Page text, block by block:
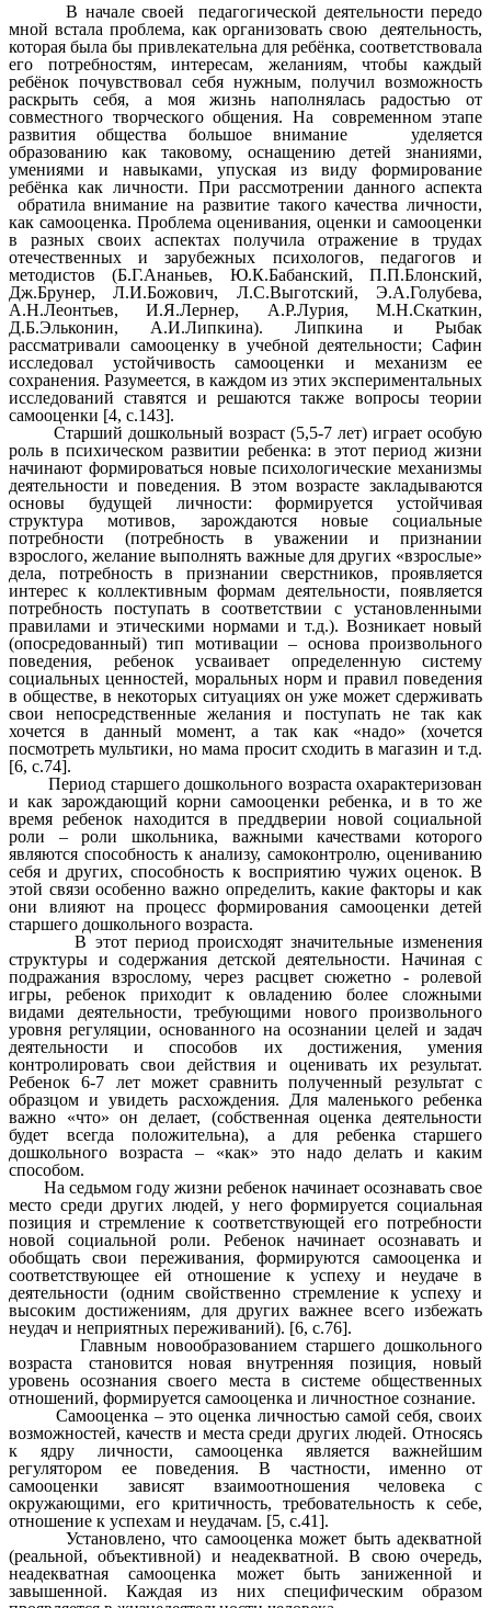
В начале своей педагогической деятельности передо
мной встала проблема, как организовать свою деятельность,
которая была бы привлекательна для ребёнка, соответствовала
его потребностям, интересам, желаниям, чтобы каждый
ребёнок почувствовал себя нужным, получил возможность
раскрыть себя, а моя жизнь наполнялась радостью от
совместного творческого общения. На современном этапе
развития общества большое внимание уделяется
образованию как таковому, оснащению детей знаниями,
умениями и навыками, упуская из виду формирование
ребёнка как личности. При рассмотрении данного аспекта
обратила внимание на развитие такого качества личности,
как самооценка. Проблема оценивания, оценки и самооценки
в разных своих аспектах получила отражение в трудах
отечественных и зарубежных психологов, педагогов и
методистов (Б.Г.Ананьев, Ю.К.Бабанский, П.П.Блонский,
Дж.Брунер, Л.И.Божович, Л.С.Выготский, Э.А.Голубева,
А.Н.Леонтьев, И.Я.Лернер, А.Р.Лурия, М.Н.Скаткин,
Д.Б.Эльконин, А.И.Липкина). Липкина и Рыбак
рассматривали самооценку в учебной деятельности; Сафин
исследовал устойчивость самооценки и механизм ее
сохранения. Разумеется, в каждом из этих экспериментальных
исследований ставятся и решаются также вопросы теории
самооценки [4, с.143].
Старший дошкольный возраст (5,5-7 лет) играет особую
роль в психическом развитии ребенка: в этот период жизни
начинают формироваться новые психологические механизмы
деятельности и поведения. В этом возрасте закладываются
основы будущей личности: формируется устойчивая
структура мотивов, зарождаются новые социальные
потребности (потребность в уважении и признании
взрослого, желание выполнять важные для других «взрослые»
дела, потребность в признании сверстников, проявляется
интерес к коллективным формам деятельности, появляется
потребность поступать в соответствии с установленными
правилами и этическими нормами и т.д.). Возникает новый
(опосредованный) тип мотивации – основа произвольного
поведения, ребенок усваивает определенную систему
социальных ценностей, моральных норм и правил поведения
в обществе, в некоторых ситуациях он уже может сдерживать
свои непосредственные желания и поступать не так как
хочется в данный момент, а так как «надо» (хочется
посмотреть мультики, но мама просит сходить в магазин и т.д.
[6, с.74].
Период старшего дошкольного возраста охарактеризован
и как зарождающий корни самооценки ребенка, и в то же
время ребенок находится в преддверии новой социальной
роли – роли школьника, важными качествами которого
являются способность к анализу, самоконтролю, оцениванию
себя и других, способность к восприятию чужих оценок. В
этой связи особенно важно определить, какие факторы и как
они влияют на процесс формирования самооценки детей
старшего дошкольного возраста.
В этот период происходят значительные изменения
структуры и содержания детской деятельности. Начиная с
подражания взрослому, через расцвет сюжетно - ролевой
игры, ребенок приходит к овладению более сложными
видами деятельности, требующими нового произвольного
уровня регуляции, основанного на осознании целей и задач
деятельности и способов их достижения, умения
контролировать свои действия и оценивать их результат.
Ребенок 6-7 лет может сравнить полученный результат с
образцом и увидеть расхождения. Для маленького ребенка
важно «что» он делает, (собственная оценка деятельности
будет всегда положительна), а для ребенка старшего
дошкольного возраста – «как» это надо делать и каким
способом.
На седьмом году жизни ребенок начинает осознавать свое
место среди других людей, у него формируется социальная
позиция и стремление к соответствующей его потребности
новой социальной роли. Ребенок начинает осознавать и
обобщать свои переживания, формируются самооценка и
соответствующее ей отношение к успеху и неудаче в
деятельности (одним свойственно стремление к успеху и
высоким достижениям, для других важнее всего избежать
неудач и неприятных переживаний). [6, с.76].
Главным новообразованием старшего дошкольного
возраста становится новая внутренняя позиция, новый
уровень осознания своего места в системе общественных
отношений, формируется самооценка и личностное сознание.
Самооценка – это оценка личностью самой себя, своих
возможностей, качеств и места среди других людей. Относясь
к ядру личности, самооценка является важнейшим
регулятором ее поведения. В частности, именно от
самооценки зависят взаимоотношения человека с
окружающими, его критичность, требовательность к себе,
отношение к успехам и неудачам. [5, с.41].
Установлено, что самооценка может быть адекватной
(реальной, объективной) и неадекватной. В свою очередь,
неадекватная самооценка может быть заниженной и
завышенной. Каждая из них специфическим образом